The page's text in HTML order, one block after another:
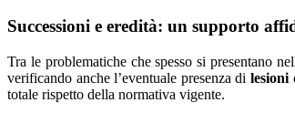
Successioni e eredità: un supporto
Tra le problematiche che spesso si presentano
verificando anche l’eventuale presenza dilesioni
totale rispetto della normativa vigente.